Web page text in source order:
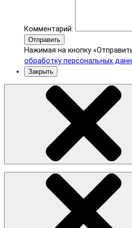
Комментарий:
Отправить
Нажимая на кнопку
обработку персональных
Закрыть